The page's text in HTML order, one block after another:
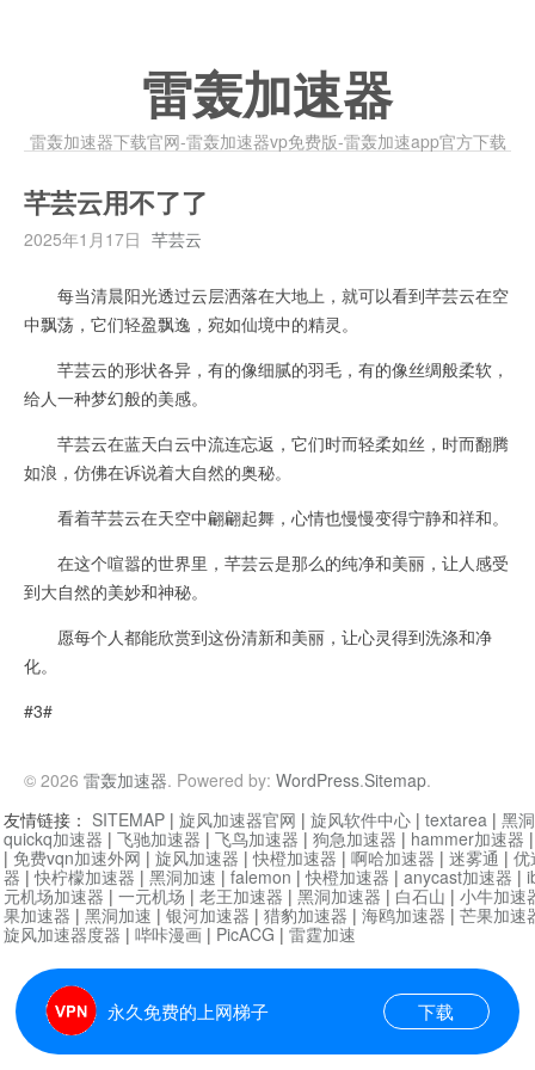
雷轰加速器
雷轰加速器下载官网-雷轰加速器vp免费版-雷轰加速app官方下载
芊芸云用不了了
2025年1月17日 芊芸云
每当清晨阳光透过云层洒落在大地上，就可以看到芊芸云在空
中飘荡，它们轻盈飘逸，宛如仙境中的精灵。
芊芸云的形状各异，有的像细腻的羽毛，有的像丝绸般柔软，
给人一种梦幻般的美感。
芊芸云在蓝天白云中流连忘返，它们时而轻柔如丝，时而翻腾
如浪，仿佛在诉说着大自然的奥秘。
看着芊芸云在天空中翩翩起舞，心情也慢慢变得宁静和祥和。
在这个喧嚣的世界里，芊芸云是那么的纯净和美丽，让人感受
到大自然的美妙和神秘。
愿每个人都能欣赏到这份清新和美丽，让心灵得到洗涤和净
化。
#3#
© 2026 雷轰加速器. Powered by: WordPress.Sitemap.
永久免费的上网梯子 下载
友情链接： SITEMAP | 旋风加速器官网 | 旋风软件中心 | textarea | 黑
quickq加速器 | 飞驰加速器 | 飞鸟加速器 | 狗急加速器 | hammer加速器
| 免费vqn加速外网 | 旋风加速器 |快橙加速器 | 啊哈加速器 | 迷雾通 | 优
器 |快柠檬加速器 | 黑洞加速 | falemon |快橙加速器 | anycast加速器 |
元机场加速器 | 一元机场 | 老王加速器 | 黑洞加速器 | 白石山 | 小牛加速
果加速器 | 黑洞加速 | 银河加速器 | 猎豹加速器 | 海鸥加速器 | 芒果加速
旋风加速器度器 | 哔咔漫画 | PicACG | 雷霆加速